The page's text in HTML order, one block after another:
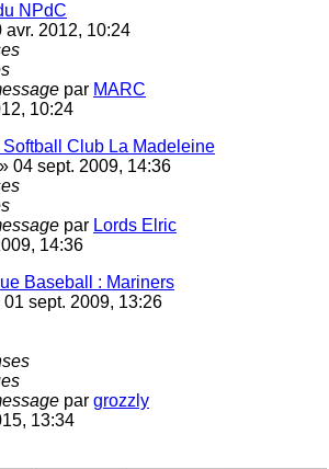
NPdC
avr. 2012, 10:24
par MARC
10:24
Club La Madeleine
» 04 sept. 2009, 14:36
par Lords Elric
14:36
Baseball : Mariners
01 sept. 2009, 13:26
par grozzly
13:34